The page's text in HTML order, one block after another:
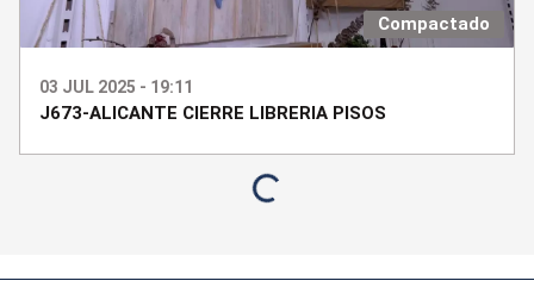
Compactado
03 JUL 2025 - 19:11
J673-ALICANTE CIERRE LIBRERIA PISOS